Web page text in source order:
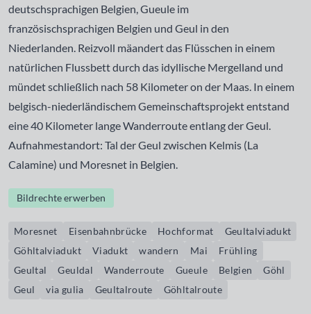
deutschsprachigen Belgien, Gueule im
französischsprachigen Belgien und Geul in den
Niederlanden. Reizvoll mäandert das Flüsschen in einem
natürlichen Flussbett durch das idyllische Mergelland und
mündet schließlich nach 58 Kilometer on der Maas. In einem
belgisch-niederländischem Gemeinschaftsprojekt entstand
eine 40 Kilometer lange Wanderroute entlang der Geul.
Aufnahmestandort: Tal der Geul zwischen Kelmis (La
Calamine) und Moresnet in Belgien.
Bildrechte erwerben
Moresnet Eisenbahnbrücke Hochformat
Geultalviadukt
Göhltalviadukt
Viadukt wandern Mai
Frühling
Geultal
Geuldal Wanderroute Gueule Belgien
Göhl
Geul
via gulia Geultalroute Göhltalroute